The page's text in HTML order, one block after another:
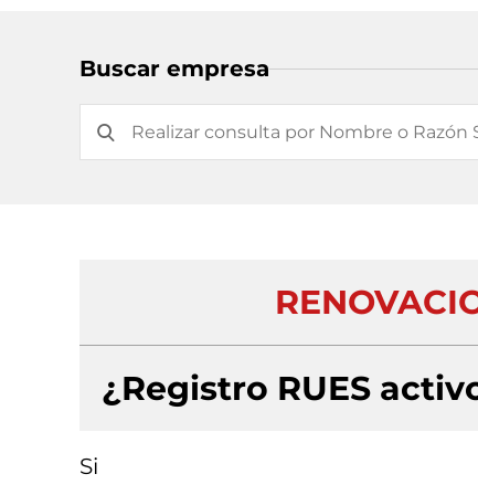
Buscar empresa
¿Registro RUES
Si